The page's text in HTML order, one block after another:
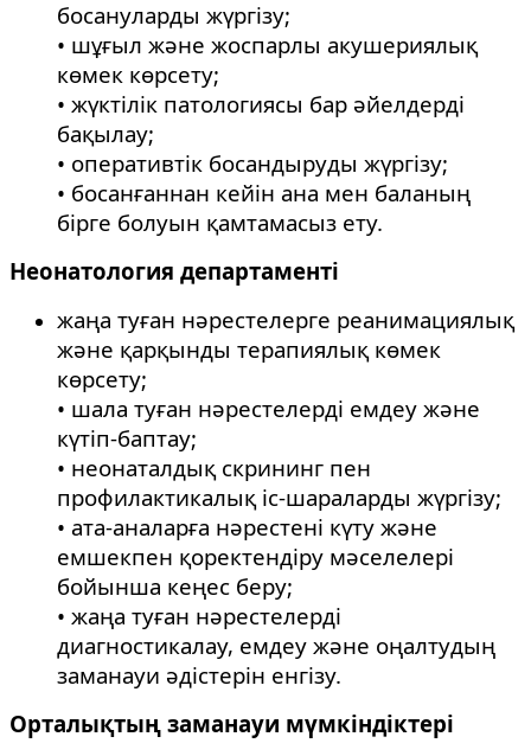
босануларды жүргізу;
• шұғыл және жоспарлы акушериялық
көмек көрсету;
• жүктілік патологиясы бар әйелдерді
бақылау;
• оперативтік босандыруды жүргізу;
• босанғаннан кейін ана мен баланың
бірге болуын қамтамасыз ету.
Неонатология департаменті
жаңа туған нәрестелерге реанимациялық
және қарқынды терапиялық көмек
көрсету;
• шала туған нәрестелерді емдеу және
күтіп-баптау;
• неонаталдық скрининг пен
профилактикалық іс-шараларды жүргізу;
• ата-аналарға нәрестені күту және
емшекпен қоректендіру мәселелері
бойынша кеңес беру;
• жаңа туған нәрестелерді
диагностикалау, емдеу және оңалтудың
заманауи әдістерін енгізу.
Орталықтың заманауи мүмкіндіктері